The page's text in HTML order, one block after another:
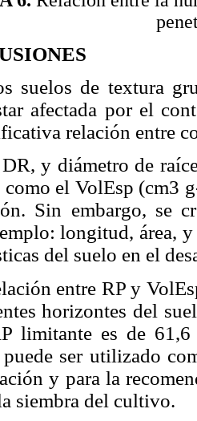
suelos de textura
afectada por el
relación entre
y diámetro de
como el VolEsp (cm3
Sin embargo, se
longitud, área,
del suelo en el
entre RP y
horizontes del
limitante es de
ser utilizado
y para la
siembra del cultivo.